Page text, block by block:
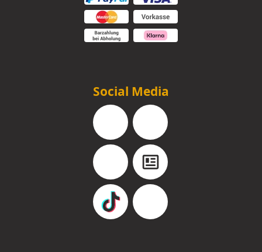
Social Media
Facebook Instagram
YouTube Blog
TikTok Pinterest